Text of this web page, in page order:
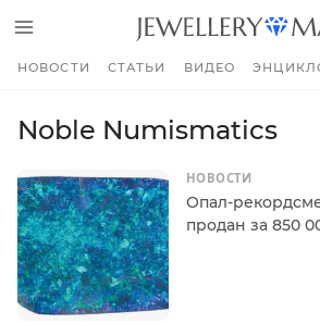
НОВОСТИ СТАТЬИ ВИДЕО
Noble Numismatics
НОВОСТИ
Опал-
продан за 850